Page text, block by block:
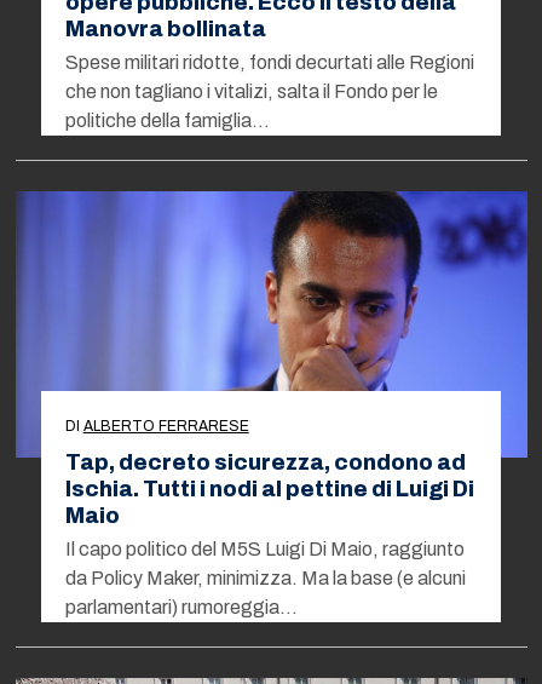
Manovra bollinata
Spese militari ridotte, fondi decurtati alle Regioni
che non tagliano i vitalizi, salta il Fondo per le
politiche della famiglia…
DI ALBERTO FERRARESE
Tap, decreto sicurezza, condono ad
Ischia. Tutti i nodi al pettine di Luigi Di
Maio
Il capo politico del M5S Luigi Di Maio, raggiunto
da Policy Maker, minimizza. Ma la base (e alcuni
parlamentari) rumoreggia…